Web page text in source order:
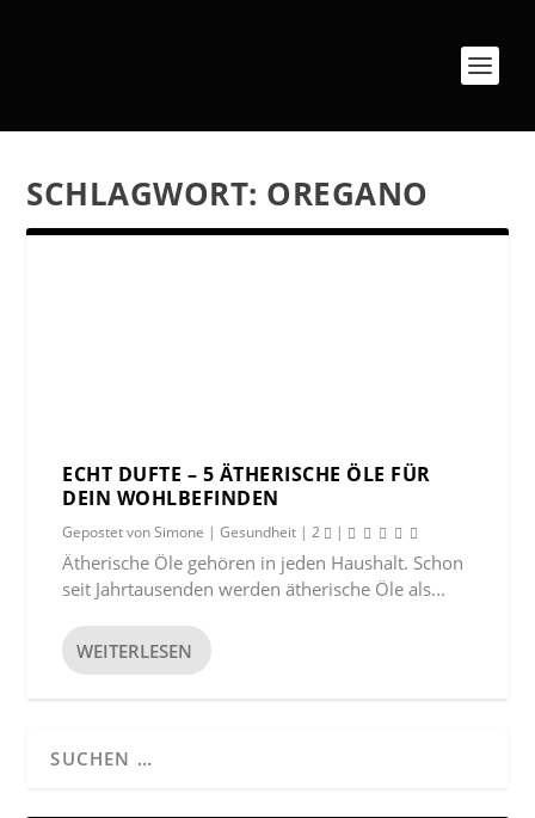
SCHLAGWORT: OREGANO
ECHT DUFTE – 5 ÄTHERISCHE ÖLE FÜR
DEIN WOHLBEFINDEN
Gepostet vonSimone |Gesundheit |2 |
Ätherische Öle gehören in jeden Haushalt. Schon
seit Jahrtausenden werden ätherische Öle als...
WEITERLESEN